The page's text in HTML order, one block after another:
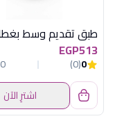
EGP513
0
(0)
0 تم البيع
اشترِ الآن